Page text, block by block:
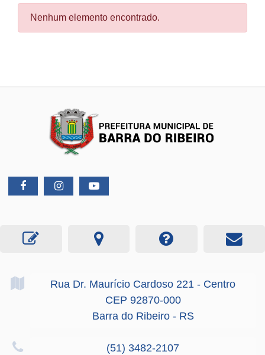
Nenhum elemento encontrado.
Rua Dr. Maurício Cardoso 221 - Centro
CEP 92870-000
Barra do Ribeiro - RS
(51) 3482-2107